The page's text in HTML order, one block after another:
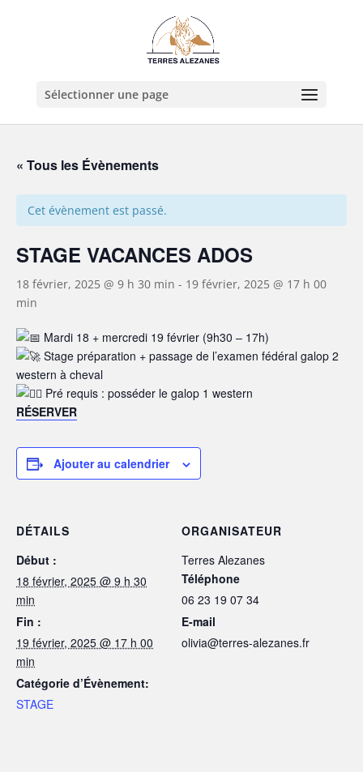
Sélectionner une page
« Tous les Évènements
Cet évènement est passé.
STAGE VACANCES ADOS
18 février, 2025 @ 9 h 30 min - 19 février, 2025 @ 17 h 00
min
Mardi 18 + mercredi 19 février (9h30 – 17h)
Stage préparation + passage de l’examen fédéral galop 2
western à cheval
Pré requis : posséder le galop 1 western
RÉSERVER
Ajouter au calendrier
DÉTAILS
Début :
18 février, 2025 @ 9 h 30
min
Fin :
19 février, 2025 @ 17 h 00
min
Catégorie d’Évènement:
STAGE
ORGANISATEUR
Terres Alezanes
Téléphone
06 23 19 07 34
E-mail
olivia@terres-alezanes.fr